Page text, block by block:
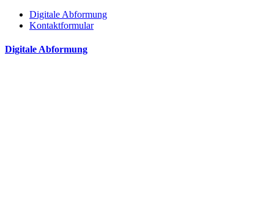
Digitale Abformung
Kontaktformular
Digitale Abformung